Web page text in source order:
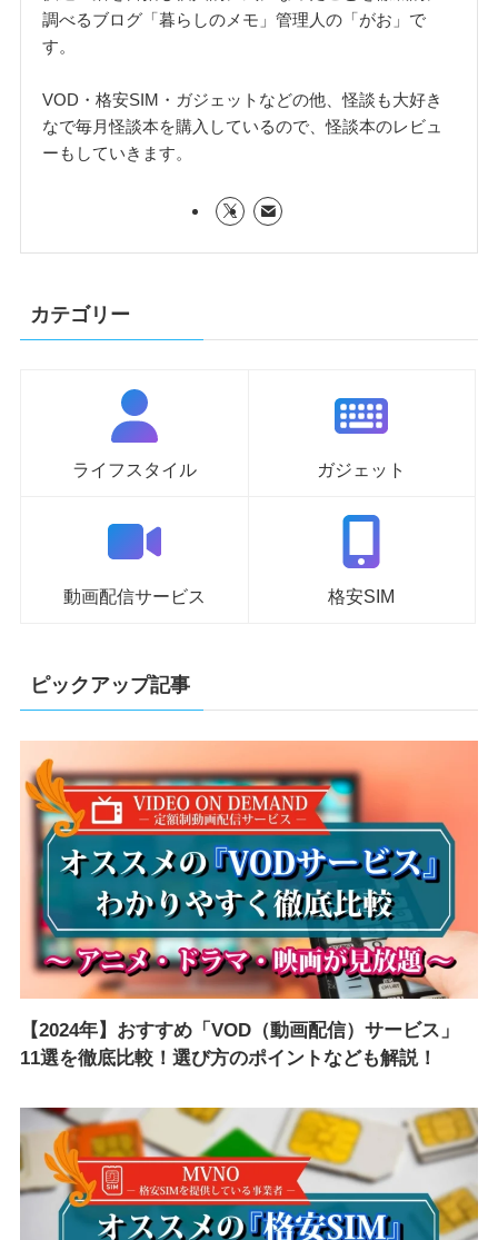
調べるブログ「暮らしのメモ」管理人の「がお」で
す。
VOD・格安SIM・ガジェットなどの他、怪談も大好き
なで毎月怪談本を購入しているので、怪談本のレビュ
ーもしていきます。
カテゴリー
ライフスタイル ガジェット
動画配信サービス 格安SIM
ピックアップ記事
【2024年】おすすめ「VOD（動画配信）サービス」
11選を徹底比較！選び方のポイントなども解説！